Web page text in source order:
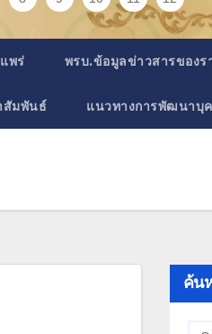
พร่ พรบ.ข้อมูลข่าวสารของ
สัมพันธ์ แนวทางการพัฒนาบุ
ค้น